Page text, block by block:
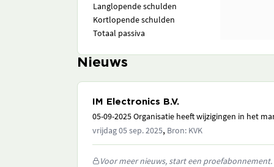
Langlopende schulden
Kortlopende schulden
Totaal passiva
Nieuws
IM Electronics B.V.
05-09-2025 Organisatie heeft wijzigingen in het
vrijdag 05 sep. 2025, Bron: KVK
Voor meer nieuws, start een proefabonnement.